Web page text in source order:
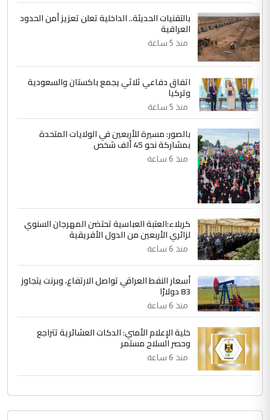
جنسية الرافد الثالث للعراق ومن اصول عريقة
ابا فرات ...
الموضوع :
الجواهري يرد على صدام حسين سل
مضجعيك يابن الزنا (نص كامل)
5 سردار
التعليق : واحد من عصابة علي ماما يسقط
جنسية الرافد الثالث للعراق ومن اصول عريقة
ابا فرات ...
الموضوع :
الجواهري يرد على صدام حسين سل
مضجعيك يابن الزنا (نص كامل)
بالتقنيات الحديثة.. الداخلية تعلن تعزيز أمن الحدود
العراقية
منذ 5 ساعة
اتفاق دفاعي ثلاثي يجمع باكستان والسعودية
وتركيا
منذ 5 ساعة
بالصور: مسيرة للأربعين في الولايات المتحدة
بمشاركة نحو 45 ألف شخص
منذ 6 ساعة
كربلاء:العتبة العباسية تحتضن المهرجان السنوي
لزائري الأربعين من الدول الأفريقية
منذ 6 ساعة
أسعار النفط العراقي تواصل الارتفاع، وبرنت يتجاوز
83 دولارًا
منذ 6 ساعة
خلية الإعلام الأمني: الدكات العشائرية تتراجع
وحصر السلاح مستمر
منذ 6 ساعة